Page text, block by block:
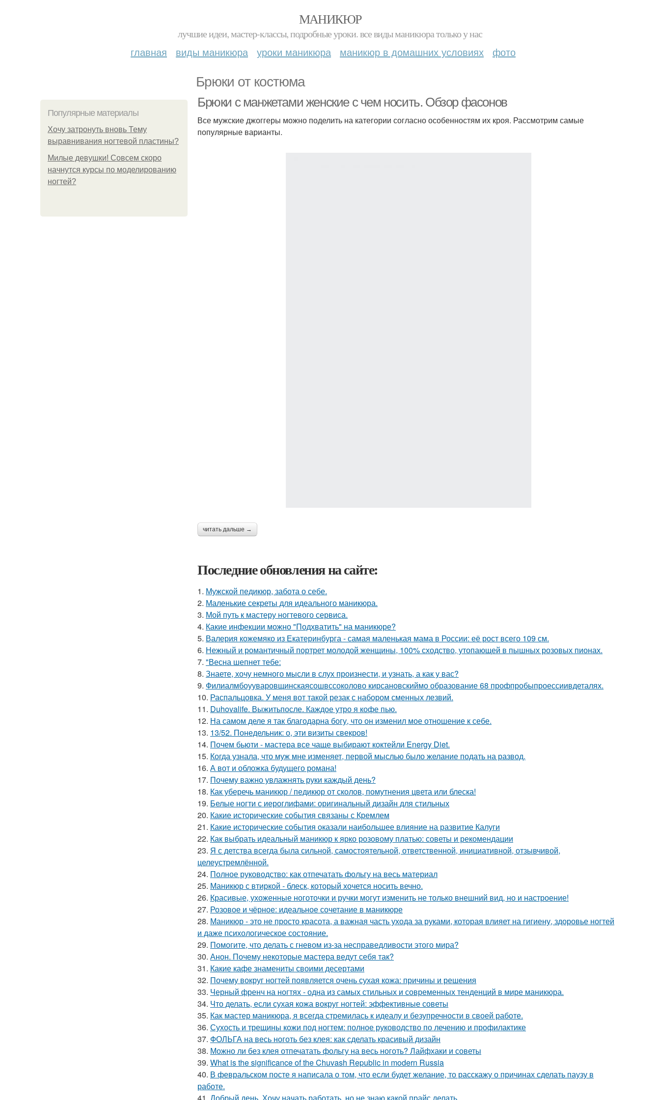
МАНИКЮР
лучшие идеи, мастер-классы, подробные уроки. все виды маникюра только у нас
главная виды маникюра уроки маникюра маникюр в домашних условиях фото
Брюки от костюма
Популярные материалы
Хочу затронуть вновь Тему
выравнивания ногтевой пластины?
Милые девушки! Совсем скоро
начнутся курсы по моделированию
ногтей?
Брюки с манжетами женские с чем носить. Обзор фасонов
Все мужские джоггеры можно поделить на категории согласно особенностям их кроя. Рассмотрим самые
популярные варианты.
читать дальше →
Последние обновления на сайте:
1. Мужской педикюр, забота о себе.
2. Маленькие секреты для идеального маникюра.
3. Мой путь к мастеру ногтевого сервиса.
4. Какие инфекции можно "Подхватить" на маникюре?
5. Валерия кожемяко из Екатеринбурга - самая маленькая мама в России: её рост всего 109 см.
6. Нежный и романтичный портрет молодой женщины, 100% сходство, утопающей в пышных розовых пионах.
7. "Весна шепнет тебе:
8. Знаете, хочу немного мысли в слух произнести, и узнать, а как у вас?
9. Филиалмбоууваровщинскаясошвссоколово кирсановскиймо образование 68 профпробыпроессиивдеталях.
10. Распальцовка. У меня вот такой резак с набором сменных лезвий.
11. Duhovalife. Выжитьпосле. Каждое утро я кофе пью.
12. На самом деле я так благодарна богу, что он изменил мое отношение к себе.
13. 13/52. Понедельник: о, эти визиты свекров!
14. Почем бьюти - мастера все чаще выбирают коктейли Energy Diet.
15. Когда узнала, что муж мне изменяет, первой мыслью было желание подать на развод.
16. А вот и обложка будущего романа!
17. Почему важно увлажнять руки каждый день?
18. Как уберечь маникюр / педикюр от сколов, помутнения цвета или блеска!
19. Белые ногти с иероглифами: оригинальный дизайн для стильных
20. Какие исторические события связаны с Кремлем
21. Какие исторические события оказали наибольшее влияние на развитие Калуги
22. Как выбрать идеальный маникюр к ярко розовому платью: советы и рекомендации
23. Я с детства всегда была сильной, самостоятельной, ответственной, инициативной, отзывчивой,
целеустремлённой.
24. Полное руководство: как отпечатать фольгу на весь материал
25. Маникюр с втиркой - блеск, который хочется носить вечно.
26. Красивые, ухоженные ноготочки и ручки могут изменить не только внешний вид, но и настроение!
27. Розовое и чёрное: идеальное сочетание в маникюре
28. Маникюр - это не просто красота, а важная часть ухода за руками, которая влияет на гигиену, здоровье ногтей
и даже психологическое состояние.
29. Помогите, что делать с гневом из-за несправедливости этого мира?
30. Анон. Почему некоторые мастера ведут себя так?
31. Какие кафе знамениты своими десертами
32. Почему вокруг ногтей появляется очень сухая кожа: причины и решения
33. Черный френч на ногтях - одна из самых стильных и современных тенденций в мире маникюра.
34. Что делать, если сухая кожа вокруг ногтей: эффективные советы
35. Как мастер маникюра, я всегда стремилась к идеалу и безупречности в своей работе.
36. Сухость и трещины кожи под ногтем: полное руководство по лечению и профилактике
37. ФОЛЬГА на весь ноготь без клея: как сделать красивый дизайн
38. Можно ли без клея отпечатать фольгу на весь ноготь? Лайфхаки и советы
39. What is the significance of the Chuvash Republic in modern Russia
40. В февральском посте я написала о том, что если будет желание, то расскажу о причинах сделать паузу в
работе.